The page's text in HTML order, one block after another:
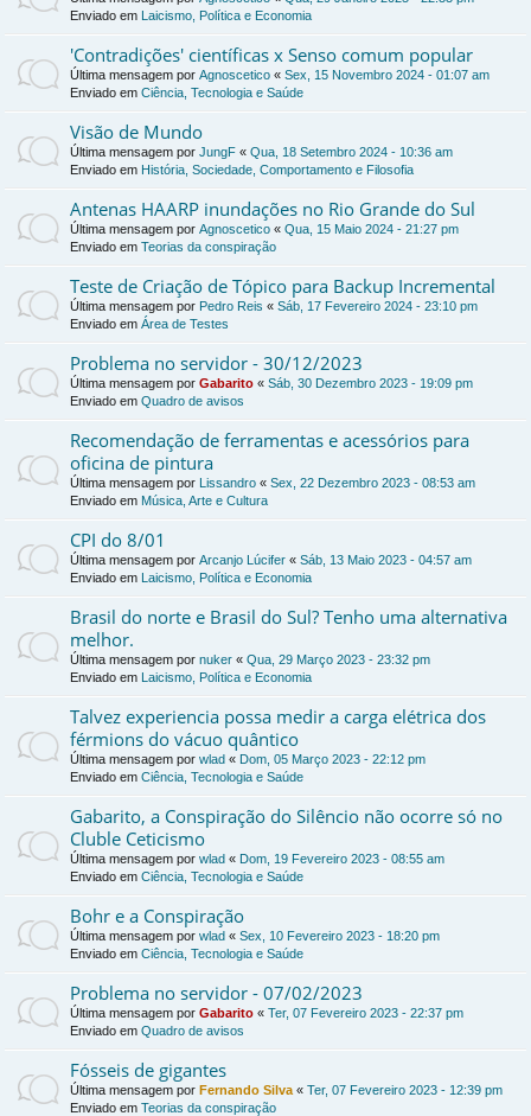
Enviado em Laicismo, Política e Economia
'Contradições' científicas x Senso comum popular
Última mensagem por Agnoscetico « Sex, 15 Novembro 2024 - 01:07 am
Enviado em Ciência, Tecnologia e Saúde
Visão de Mundo
Última mensagem por JungF « Qua, 18 Setembro 2024 - 10:36 am
Enviado em História, Sociedade, Comportamento e Filosofia
Antenas HAARP inundações no Rio Grande do Sul
Última mensagem por Agnoscetico « Qua, 15 Maio 2024 - 21:27 pm
Enviado em Teorias da conspiração
Teste de Criação de Tópico para Backup Incremental
Última mensagem por Pedro Reis « Sáb, 17 Fevereiro 2024 - 23:10 pm
Enviado em Área de Testes
Problema no servidor - 30/12/2023
Última mensagem por Gabarito « Sáb, 30 Dezembro 2023 - 19:09 pm
Enviado em Quadro de avisos
Recomendação de ferramentas e acessórios para
oficina de pintura
Última mensagem por Lissandro « Sex, 22 Dezembro 2023 - 08:53 am
Enviado em Música, Arte e Cultura
CPI do 8/01
Última mensagem por Arcanjo Lúcifer « Sáb, 13 Maio 2023 - 04:57 am
Enviado em Laicismo, Política e Economia
Brasil do norte e Brasil do Sul? Tenho uma alternativa
melhor.
Última mensagem por nuker « Qua, 29 Março 2023 - 23:32 pm
Enviado em Laicismo, Política e Economia
Talvez experiencia possa medir a carga elétrica dos
férmions do vácuo quântico
Última mensagem por wlad « Dom, 05 Março 2023 - 22:12 pm
Enviado em Ciência, Tecnologia e Saúde
Gabarito, a Conspiração do Silêncio não ocorre só no
Cluble Ceticismo
Última mensagem por wlad « Dom, 19 Fevereiro 2023 - 08:55 am
Enviado em Ciência, Tecnologia e Saúde
Bohr e a Conspiração
Última mensagem por wlad « Sex, 10 Fevereiro 2023 - 18:20 pm
Enviado em Ciência, Tecnologia e Saúde
Problema no servidor - 07/02/2023
Última mensagem por Gabarito « Ter, 07 Fevereiro 2023 - 22:37 pm
Enviado em Quadro de avisos
Fósseis de gigantes
Última mensagem por Fernando Silva « Ter, 07 Fevereiro 2023 - 12:39 pm
Enviado em Teorias da conspiração